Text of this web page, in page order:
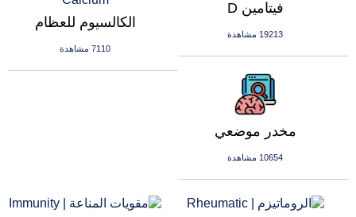
الكالسيوم للعظام
7110 مشاهدة
فيتامين D
19213 مشاهدة
مخدر موضعي
10654 مشاهدة